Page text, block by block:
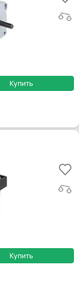
Купить
Купить